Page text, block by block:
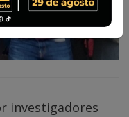
investigadores